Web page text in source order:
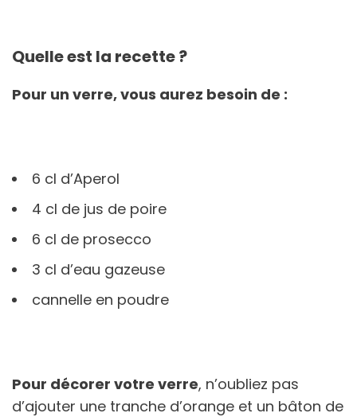
Quelle est la recette ?
Pour un verre, vous aurez besoin de :
6 cl d’Aperol
4 cl de jus de poire
6 cl de prosecco
3 cl d’eau gazeuse
cannelle en poudre
Pour décorer votre verre, n’oubliez pas
d’ajouter une tranche d’orange et un bâton de